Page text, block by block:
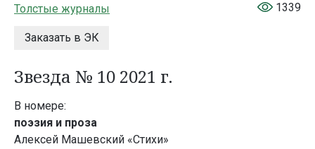
Толстые журналы
Заказать в ЭК
1339
Звезда № 10 2021 г.
В номере:
поэзия и проза
Алексей Машевский «Стихи»